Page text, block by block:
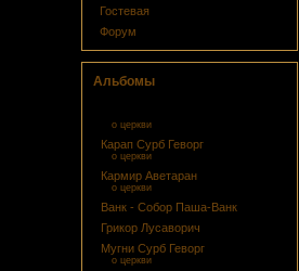
Гостевая
Форум
Альбомы
о церкви
Карап Сурб Геворг
о церкви
Кармир Аветаран
о церкви
Ванк - Собор Паша-Ванк
Грикор Лусаворич
Мугни Сурб Геворг
о церкви